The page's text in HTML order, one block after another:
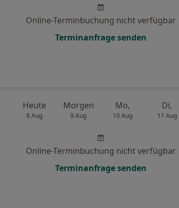
Online-Terminbuchung nicht verfügbar
Terminanfrage senden
Heute
8 Aug
Morgen
9 Aug
Mo,
10 Aug
Di,
11 Aug
Online-Terminbuchung nicht verfügbar
Terminanfrage senden